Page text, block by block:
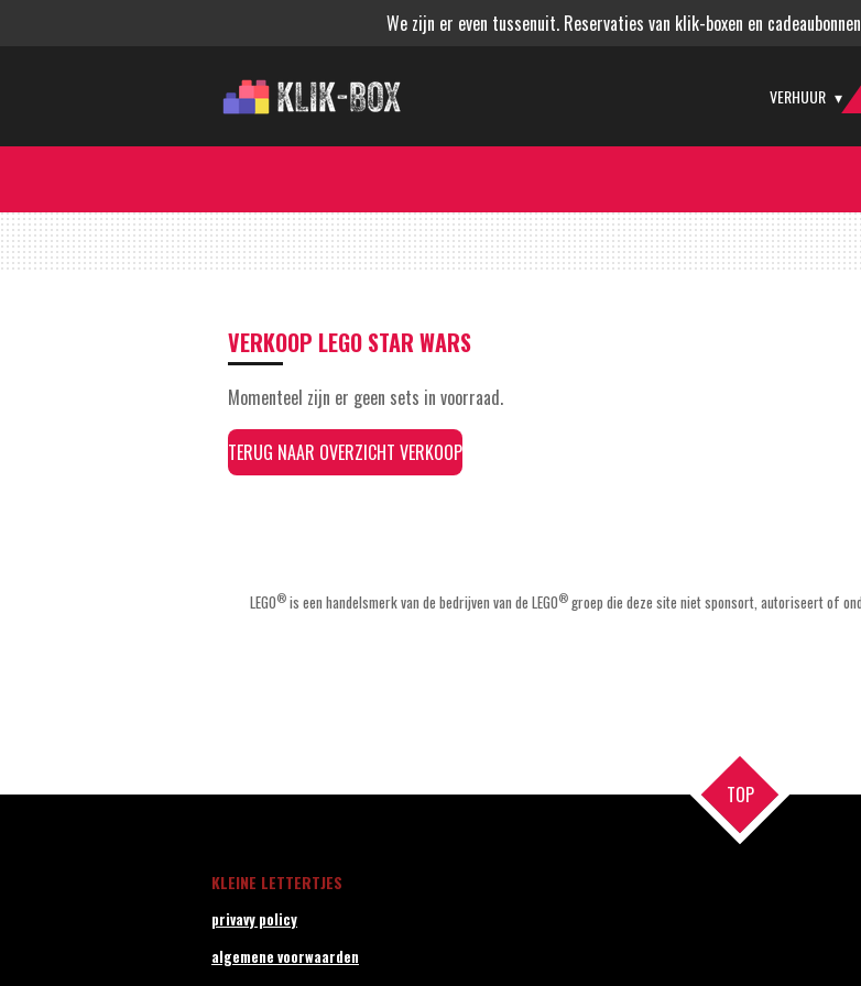
We zijn er even tussenuit. Reservaties van klik-boxen en
VERHUUR
VERKOOP LEGO STAR WARS
Momenteel zijn er geen sets in voorraad.
TERUG NAAR OVERZICHT VERKOOP
LEGO® is een handelsmerk van de bedrijven van de LEGO® groep die deze site niet sponsort, autoriseert of
TOP
KLEINE LETTERTJES
privavy policy
algemene voorwaarden